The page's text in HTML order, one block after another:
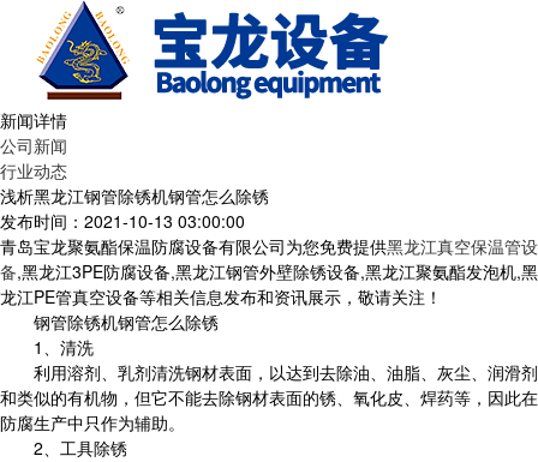
新闻详情
公司新闻
行业动态
浅析黑龙江钢管除锈机钢管怎么除锈
发布时间：2021-10-13 03:00:00
青岛宝龙聚氨酯保温防腐设备有限公司为您免费提供黑龙江真空保温管设
备,黑龙江3PE防腐设备,黑龙江钢管外壁除锈设备,黑龙江聚氨酯发泡机,黑
龙江PE管真空设备等相关信息发布和资讯展示，敬请关注！
钢管除锈机钢管怎么除锈
1、清洗
利用溶剂、乳剂清洗钢材表面，以达到去除油、油脂、灰尘、润滑剂
和类似的有机物，但它不能去除钢材表面的锈、氧化皮、焊药等，因此在
防腐生产中只作为辅助。
2、工具除锈